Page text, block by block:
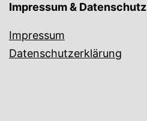
Impressum & Datenschutz
Impressum
Datenschutzerklärung